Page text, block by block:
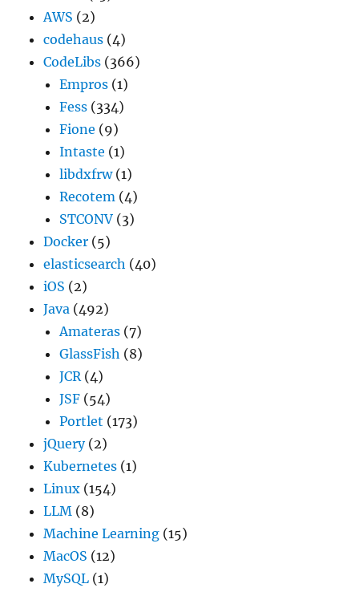
AWS (2)
codehaus (4)
CodeLibs (366)
Empros (1)
Fess (334)
Fione (9)
Intaste (1)
libdxfrw(1)
Recotem (4)
STCONV (3)
Docker (5)
elasticsearch (40)
iOS (2)
Java (492)
Amateras (7)
GlassFish (8)
JCR(4)
JSF (54)
Portlet (173)
jQuery(2)
Kubernetes (1)
Linux (154)
LLM (8)
Machine Learning (15)
MacOS (12)
MySQL (1)